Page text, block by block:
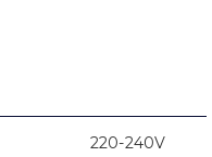
220-240V